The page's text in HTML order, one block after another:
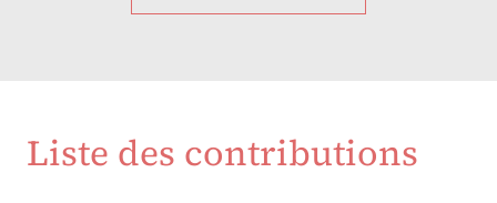
Liste des contributions